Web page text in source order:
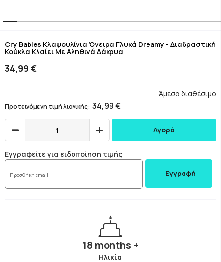
to
the
beginning
of
gallery
Cry Babies Κλαψουλίνια Όνειρα Γλυκά Dreamy - Διαδραστική
Κούκλα Κλαίει Με Αληθινά Δάκρυα
34,99 €
Προτεινόμενη τιμή λιανικής 34,99 €
Άμεσα διαθέσιμο
Αγορά
Εγγραφείτε για ειδοποίηση τιμής
Εγγραφή
18 months +
Ηλικία